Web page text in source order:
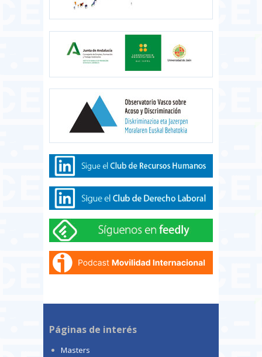
Páginas de interés
Masters